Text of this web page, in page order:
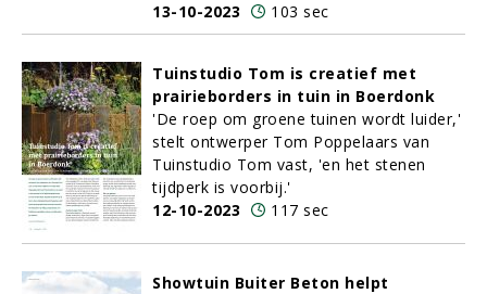
13-10-2023
103 sec
Tuinstudio Tom is creatief met
prairieborders in tuin in Boerdonk
'De roep om groene tuinen wordt luider,'
stelt ontwerper Tom Poppelaars van
Tuinstudio Tom vast, 'en het stenen
tijdperk is voorbij.'
12-10-2023
117 sec
Showtuin Buiter Beton helpt